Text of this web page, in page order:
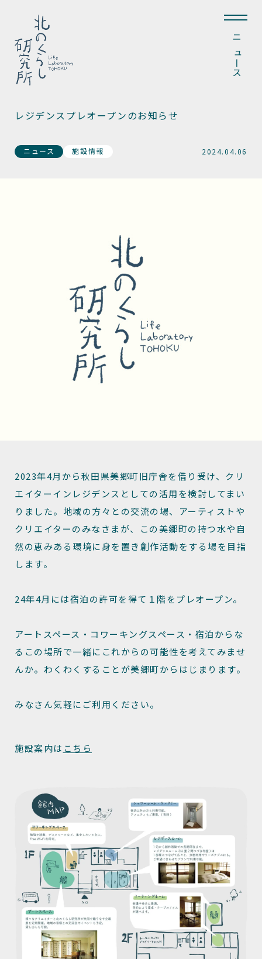
ニュース
レジデンスプレオープンのお知らせ
ニュース 施設情報 2024.04.06
2023年4月から秋田県美郷町旧庁舎を借り受け、クリ
エイターインレジデンスとしての活用を検討してまい
りました。地域の方々との交流の場、アーティストや
クリエイターのみなさまが、この美郷町の持つ水や自
然の恵みある環境に身を置き創作活動をする場を目指
します。
24年4月には宿泊の許可を得て１階をプレオープン。
アートスペース・コワーキングスペース・宿泊からな
るこの場所で一緒にこれからの可能性を考えてみませ
んか。わくわくすることが美郷町からはじまります。
みなさん気軽にご利用ください。
施設案内は こちら